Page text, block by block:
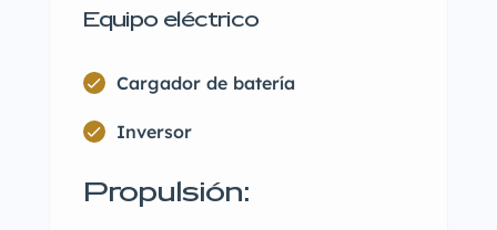
Equipo eléctrico
Cargador de batería
Inversor
Propulsión: